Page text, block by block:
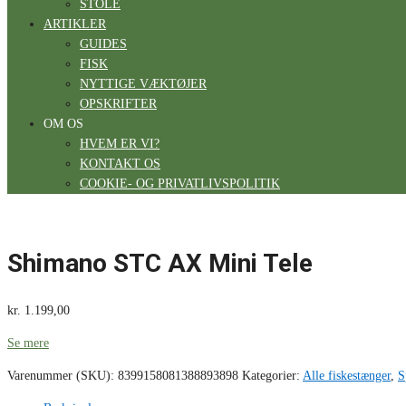
STOLE
ARTIKLER
GUIDES
FISK
NYTTIGE VÆKTØJER
OPSKRIFTER
OM OS
HVEM ER VI?
KONTAKT OS
COOKIE- OG PRIVATLIVSPOLITIK
Shimano STC AX Mini Tele
kr. 1.199,00
Se mere
Varenummer (SKU): 8399158081388893898 Kategorier: Alle fiskestænger,